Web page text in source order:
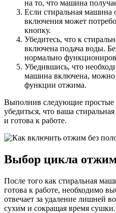
на то, что машина
Если стиральная машина
включения может
кнопку.
Убедитесь, что к
включена подача воды.
нормально
Убедившись, что
машина включена, можно
функции отжима.
Выполнив следующие простые
убедиться, что ваша
и готова к работе.
Выбор цикла
После того как стиральная
готова к работе, необходимо
отвечает за удаление лишней
сухим и сокращая время сушки.